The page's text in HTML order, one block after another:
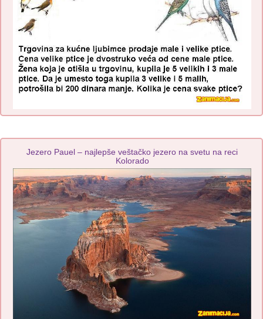
Jezero Pauel – najlepše veštačko jezero na svetu na reci
Kolorado